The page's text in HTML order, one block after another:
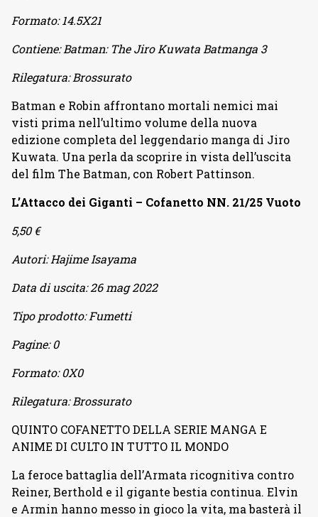
Formato: 14.5X21
Contiene: Batman: The Jiro Kuwata Batmanga 3
Rilegatura: Brossurato
Batman e Robin affrontano mortali nemici mai
visti prima nell’ultimo volume della nuova
edizione completa del leggendario manga di Jiro
Kuwata. Una perla da scoprire in vista dell’uscita
del film The Batman, con Robert Pattinson.
L’Attacco dei Giganti – Cofanetto NN. 21/25 Vuoto
5,50 €
Autori: Hajime Isayama
Data di uscita: 26 mag 2022
Tipo prodotto: Fumetti
Pagine: 0
Formato: 0X0
Rilegatura: Brossurato
QUINTO COFANETTO DELLA SERIE MANGA E
ANIME DI CULTO IN TUTTO IL MONDO
La feroce battaglia dell’Armata ricognitiva contro
Reiner, Berthold e il gigante bestia continua. Elvin
e Armin hanno messo in gioco la vita, ma basterà il